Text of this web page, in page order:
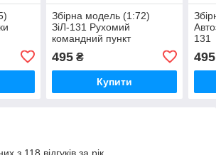
Збірна модель (1:72)
ЗіЛ-131 Рухомий
командний пункт
495₴
Купити
131
495